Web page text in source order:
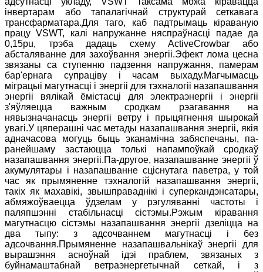
інвертарам або тапалагічнай структурай сеткавага
трансфарматара.Для таго, каб падтрымаць кіраваную
працу VSWT, калі напружанне няспраўнасці падае да
0,15pu, трэба дадаць схему ActiveCrowbar або
абсталяванне для захоўвання энергіі.Эфект лома цесна
звязаны са ступенню падзення напружання, памерам
бар'ернага супраціву і часам выхаду.Магчымасць
міграцыі магутнасці і энергіі для тэхналогіі назапашвання
энергіі вялікай ёмістасці для электраэнергіі і энергіі
з'яўляецца важным сродкам рэагавання на
нявызначанасць энергіі ветру і прыцягнення шырокай
увагі.У цяперашні час метады назапашвання энергіі, якія
адначасова могуць быць эканамічна забяспечаны, па-
ранейшаму застаюцца толькі напампоўкай сродкаў
назапашвання энергіі.Па-другое, назапашванне энергіі ў
акумулятары і назапашванне сціснутага паветра, у той
час як прымяненне тэхналогій назапашвання энергіі,
такіх як махавікі, звышправаднікі і суперкандэнсатары,
абмяжоўваецца ўдзелам у рэгуляванні частоты і
паляпшэнні стабільнасці сістэмы.Рэжым кіравання
магутнасцю сістэмы назапашвання энергіі дзеліцца на
два тыпу: з адсочваннем магутнасці і без
адсочвання.Прымяненне назапашвальнікаў энергіі для
вырашэння асноўнай ідэі праблем, звязаных з
буйнамаштабнай ветраэнергетычнай сеткай, і з